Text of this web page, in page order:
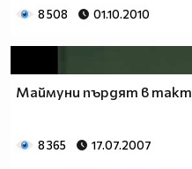
8 508 01.10.2010
Маймуни пърдят в такт
8 365 17.07.2007